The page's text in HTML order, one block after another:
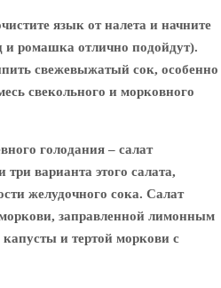
язык от налета и начните
и ромашка отлично подойдут).
свежевыжатый сок, особенно
свекольного и морковного
голодания – салат
варианта этого салата,
желудочного сока. Салат
заправленной лимонным
и тертой моркови с